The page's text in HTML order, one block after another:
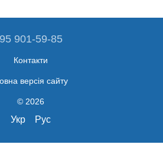
901-59-85
Контакти
версія сайту
© 2026
Укр Рус